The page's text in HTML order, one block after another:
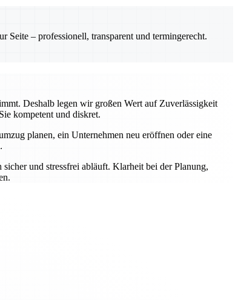
Seite – professionell, transparent und termingerecht.
Deshalb legen wir großen Wert auf Zuverlässigkeit
kompetent und diskret.
planen, ein Unternehmen neu eröffnen oder eine
und stressfrei abläuft. Klarheit bei der Planung,